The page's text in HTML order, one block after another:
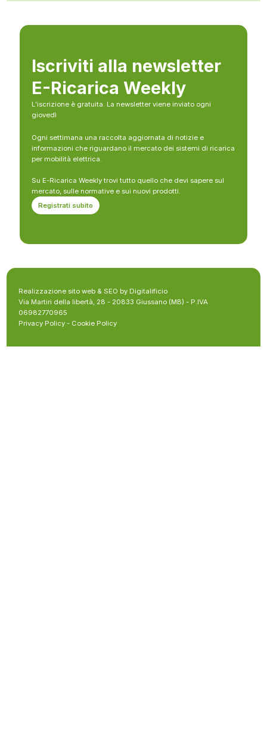
Iscriviti alla newsletter
E-Ricarica Weekly
L’iscrizione è gratuita. La newsletter viene inviato ogni
giovedì
Ogni settimana una raccolta aggiornata di notizie e
informazioni che riguardano il mercato dei sistemi di ricarica
per mobilità elettrica.
Su E-Ricarica Weekly trovi tutto quello che devi sapere sul
mercato, sulle normative e sui nuovi prodotti.
Registrati subito
Realizzazione sito web & SEO by Digitalificio
Via Martiri della libertà, 28 - 20833 Giussano (MB) - P.IVA
06982770965
Privacy Policy - Cookie Policy